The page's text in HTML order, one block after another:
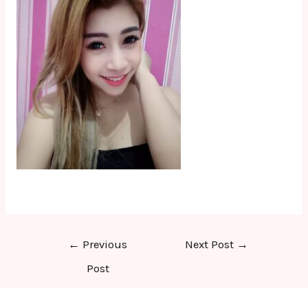
← Previous
Post
Next Post →